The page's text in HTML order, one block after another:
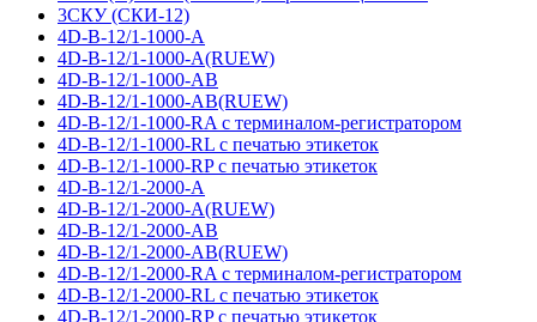
3СКУ (СКИ-12)
4D-B-12/1-1000-A
4D-B-12/1-1000-A(RUEW)
4D-B-12/1-1000-AB
4D-B-12/1-1000-AB(RUEW)
4D-B-12/1-1000-RA с терминалом-регистратором
4D-B-12/1-1000-RL с печатью этикеток
4D-B-12/1-1000-RP с печатью этикеток
4D-B-12/1-2000-A
4D-B-12/1-2000-A(RUEW)
4D-B-12/1-2000-AB
4D-B-12/1-2000-AB(RUEW)
4D-B-12/1-2000-RA с терминалом-регистратором
4D-B-12/1-2000-RL с печатью этикеток
4D-B-12/1-2000-RP с печатью этикеток